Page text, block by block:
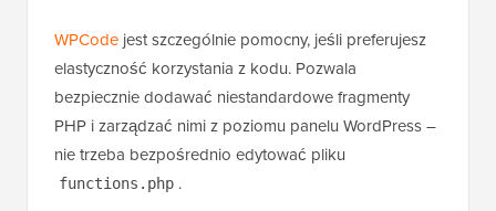
WPCode jest szczególnie pomocny, jeśli preferujesz
elastyczność korzystania z kodu. Pozwala
bezpiecznie dodawać niestandardowe fragmenty
PHP i zarządzać nimi z poziomu panelu WordPress –
nie trzeba bezpośrednio edytować pliku
functions.php .